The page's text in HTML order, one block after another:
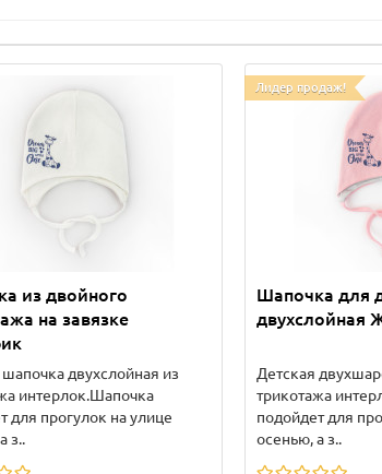
из двойного
на завязке
двухслойная из
интерлок.Шапочка
для прогулок на улице
з..
Лидер продаж!
Шапочка для
двухслойная
Детская
трикотажа
подойдет для
осенью, а з..